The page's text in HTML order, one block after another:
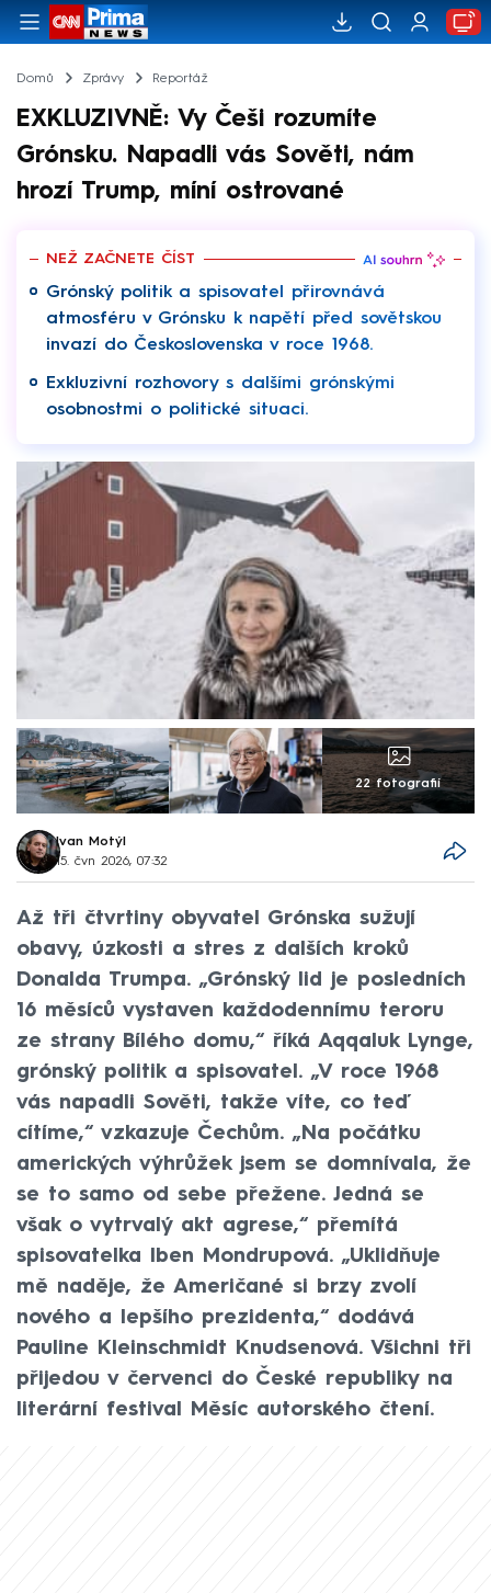
Domů Zprávy Reportáž
EXKLUZIVNĚ: Vy Češi rozumíte
Grónsku. Napadli vás Sověti, nám
hrozí Trump, míní ostrované
NEŽ ZAČNETE ČÍST
Grónský politik a spisovatel přirovnává
atmosféru v Grónsku k napětí před sovětskou
invazí do Československa v roce 1968.
Exkluzivní rozhovory s dalšími grónskými
osobnostmi o politické situaci.
22 fotografií
Ivan Motýl
15. čvn 2026, 07:32
Až tři čtvrtiny obyvatel Grónska sužují
obavy, úzkosti a stres z dalších kroků
Donalda Trumpa. „Grónský lid je posledních
16 měsíců vystaven každodennímu teroru
ze strany Bílého domu,“ říká Aqqaluk Lynge,
grónský politik a spisovatel. „V roce 1968
vás napadli Sověti, takže víte, co teď
cítíme,“ vzkazuje Čechům. „Na počátku
amerických výhrůžek jsem se domnívala, že
se to samo od sebe přežene. Jedná se
však o vytrvalý akt agrese,“ přemítá
spisovatelka Iben Mondrupová. „Uklidňuje
mě naděje, že Američané si brzy zvolí
nového a lepšího prezidenta,“ dodává
Pauline Kleinschmidt Knudsenová. Všichni tři
přijedou v červenci do České republiky na
literární festival Měsíc autorského čtení.